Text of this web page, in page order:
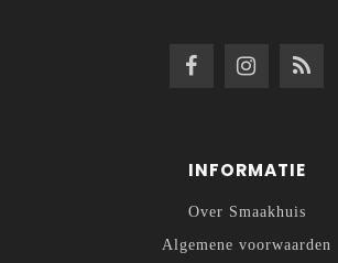
INFORMATIE
Over Smaakhuis
Algemene voorwaarden